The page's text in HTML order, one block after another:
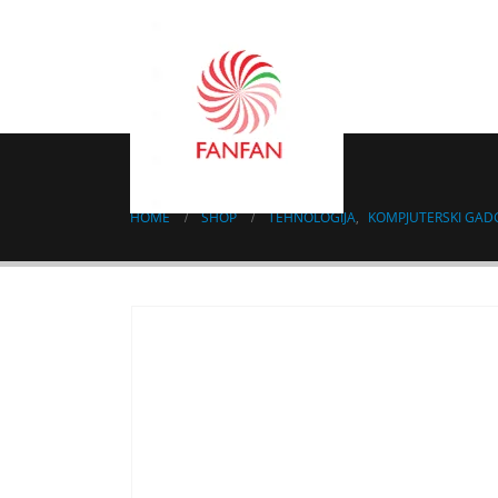
HOME SHOP TEHNOLOGIJA, KOMPJUTERSKI